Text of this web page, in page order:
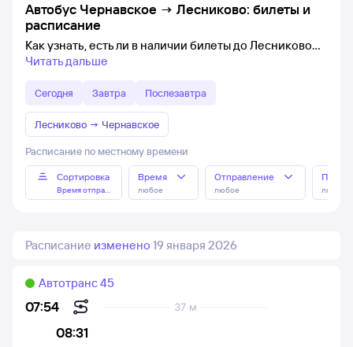
Автобус Чернавское → Лесниково: билеты и
расписание
Как узнать, есть ли в наличии билеты до Лесниково
Читать дальше
Сегодня Завтра Послезавтра
Лесниково → Чернавское
Расписание по местному времени
Сортировка
Время отправления
Время
любое
Отправление
любое любое
Расписание изменено 19 января 2026
07:54
08:31
37 м
Автотранс 45